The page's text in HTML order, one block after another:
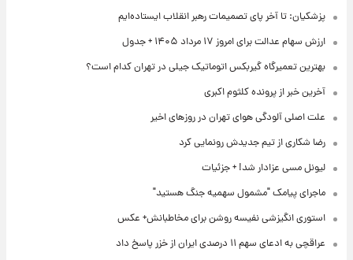
پزشکیان: تا آخر پای تصمیمات رهبر انقلاب ایستاده‌ایم
ارزش سهام عدالت برای امروز ۱۷ مرداد ۱۴۰۵ + جدول
بهترین تعمیرگاه گیربکس اتوماتیک جیلی در تهران کدام است؟
آخرین خبر از پرونده کلثوم اکبری
علت اصلی آلودگی هوای تهران در روزهای اخیر
رضا شکاری از تیم جدیدش رونمایی کرد
لیونل مسی عزادار شد! + جزئیات
ماجرای پیامک "مشمول سهمیه جنگ هستید"
استوری انگیزشی نفیسه روشن برای مخاطبانش+ عکس
عراقچی به ادعای سهم ۱۱ درصدی ایران از خزر پاسخ داد